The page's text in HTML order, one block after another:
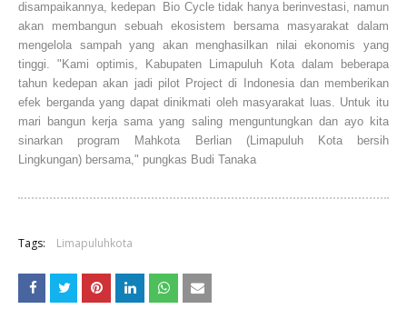
disampaikannya, kedepan Bio Cycle tidak hanya berinvestasi, namun
akan membangun sebuah ekosistem bersama masyarakat dalam
mengelola sampah yang akan menghasilkan nilai ekonomis yang
tinggi. "Kami optimis, Kabupaten Limapuluh Kota dalam beberapa
tahun kedepan akan jadi pilot Project di Indonesia dan memberikan
efek berganda yang dapat dinikmati oleh masyarakat luas. Untuk itu
mari bangun kerja sama yang saling menguntungkan dan ayo kita
sinarkan program Mahkota Berlian (Limapuluh Kota bersih
Lingkungan) bersama," pungkas Budi Tanaka
Tags: Limapuluhkota